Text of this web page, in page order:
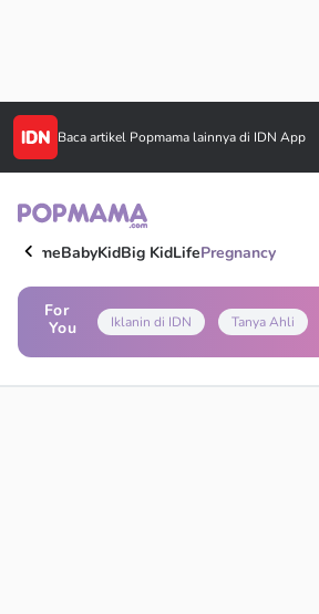
Baca artikel Popmama lainnya di IDN App
HomeBabyKidBig KidLifePregnancy
For
You
Iklanin di IDN Tanya Ahli